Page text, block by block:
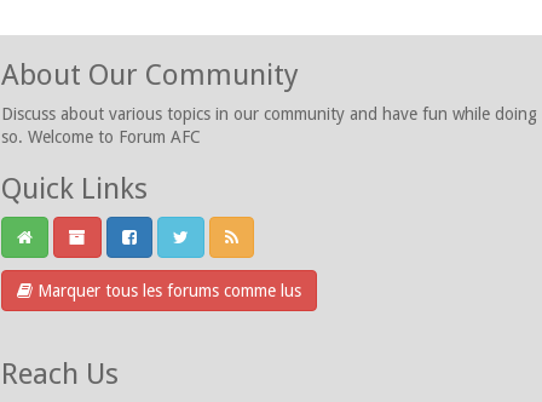
About Our Community
Discuss about various topics in our community and have fun while doing
so. Welcome to Forum AFC
Quick Links
Marquer tous les forums comme lus
Reach Us